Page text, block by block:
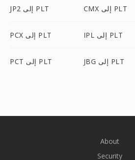
JP2 إلى PLT CMX إلى PLT
PCX إلى PLT IPL إلى PLT
PCT إلى PLT JBG إلى PLT
About
Security